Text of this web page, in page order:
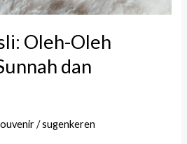
Oleh-Oleh
dan
/sugenkeren